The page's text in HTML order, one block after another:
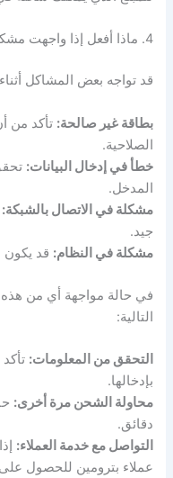
4. ماذا أفعل إذا واجهت مشكلة في شحن البطاقة؟
قد تواجه بعض المشاكل
بطاقة غير صالحة: تأكد من
الصلاحية.
خطأ في إدخال البيانات:
المدخل.
مشكلة في الاتصال بالشبكة:
جيد.
مشكلة في النظام: قد
في حالة مواجهة أي من هذه
التالية:
التحقق من المعلومات:
بإدخالها.
محاولة الشحن مرة أخرى:
دقائق.
التواصل مع خدمة العملاء:
عملاء بترومين للحصول